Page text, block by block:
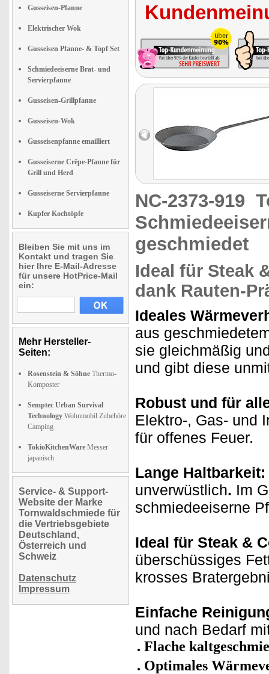
Gusseisen-Pfanne
Elektrischer Wok
Gusseisen Pfanne- & Topf Set
Schmiedeeiserne Brat- und
Servierpfanne
Gusseisen-Grillpfanne
Gusseisen-Wok
Gusseisenpfanne emailliert
Gusseiserne Crêpe-Pfanne für
Grill und Herd
Gusseiserne Servierpfanne
Kupfer Kochtöpfe
Bleiben Sie mit uns im
Kontakt und tragen Sie
hier Ihre E-Mail-Adresse
für unsere HotPrice-Mail
ein:
Mehr Hersteller-
Seiten:
Rosenstein & Söhne Thermo-
Komposter
Semptec Urban Survival
Technology Wohnmobil Zubehöre
Camping
TokioKitchenWare Messer
japanisch
Service- & Support-
Website der Marke
Tornwaldschmiede für
die Vertriebsgebiete
Deutschland,
Österreich und
Schweiz
Datenschutz
Impressum
NC-2373-919
geschmiedet
Ideal für Steak
dank Rauten-
Ideales
aus
sie gleichmäßig
und gibt diese
Robust und für
Elektro-, Gas- und
für offenes Feuer.
Lange Haltbarkeit:
unverwüstlich. Im
schmiedeeiserne
Ideal für Steak &
überschüssiges
krosses
Einfache
und nach Bedarf
Flache
Optimales